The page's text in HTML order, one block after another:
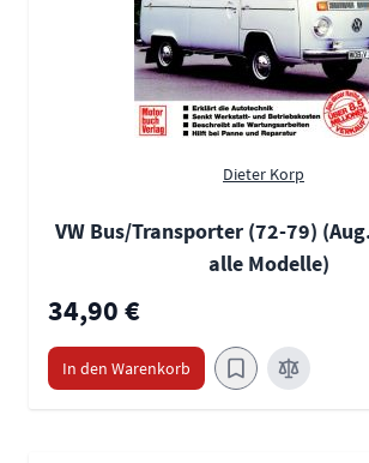
Dieter Korp
VW Bus/Transporter (72-79)
alle Modelle)
34,90 €
In den Warenkorb